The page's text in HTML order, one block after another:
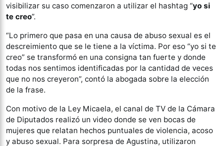
visibilizar su caso comenzaron a utilizar el hashtag “yo si
te creo”.
“Lo primero que pasa en una causa de abuso sexual es el
descreimiento que se le tiene a la víctima. Por eso “yo si te
creo” se transformó en una consigna tan fuerte y donde
todas nos sentimos identificadas por la cantidad de veces
que no nos creyeron”, contó la abogada sobre la elección
de la frase.
Con motivo de la Ley Micaela, el canal de TV de la Cámara
de Diputados realizó un video donde se ven bocas de
mujeres que relatan hechos puntuales de violencia, acoso
y abuso sexual. Para sorpresa de Agustina, utilizaron